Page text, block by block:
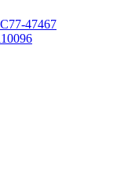
47467